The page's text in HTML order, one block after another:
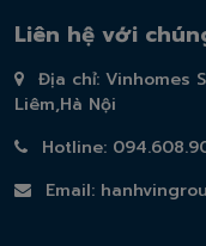
Liên hệ với
Địa chỉ: Vinhomes
Liêm,Hà Nội
Hotline:
Email: